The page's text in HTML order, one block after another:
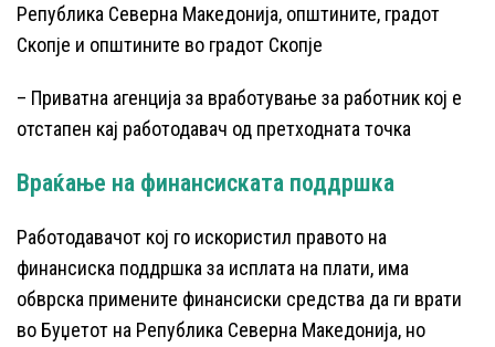
Република Северна Македонија, општините, градот
Скопје и општините во градот Скопје
– Приватна агенција за вработување за работник кој е
отстапен кај работодавач од претходната точка
Враќање на финансиската поддршка
Работодавачот кој го искористил правото на
финансиска поддршка за исплата на плати, има
обврска примените финансиски средства да ги врати
во Буџетот на Република Северна Македонија, но